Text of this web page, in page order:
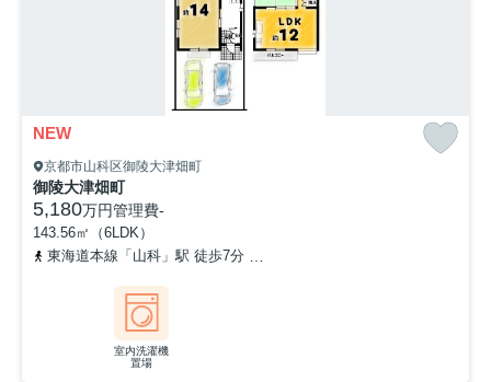
NEW
京都市山科区御陵大津畑町
御陵大津畑町
5,180万円管理費-
143.56㎡（6LDK）
東海道本線「山科」駅 徒歩7分
室内洗濯機
置場